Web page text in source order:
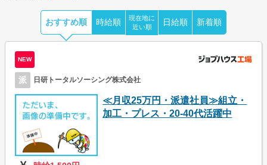
おすすめ順 時給順
現在地に
近い順
日給順 新着順
NEW
派 日研トータルソーシング株式会社
≪月収25万円・派遣社員≫組立・
加工・プレス・20-40代活躍中